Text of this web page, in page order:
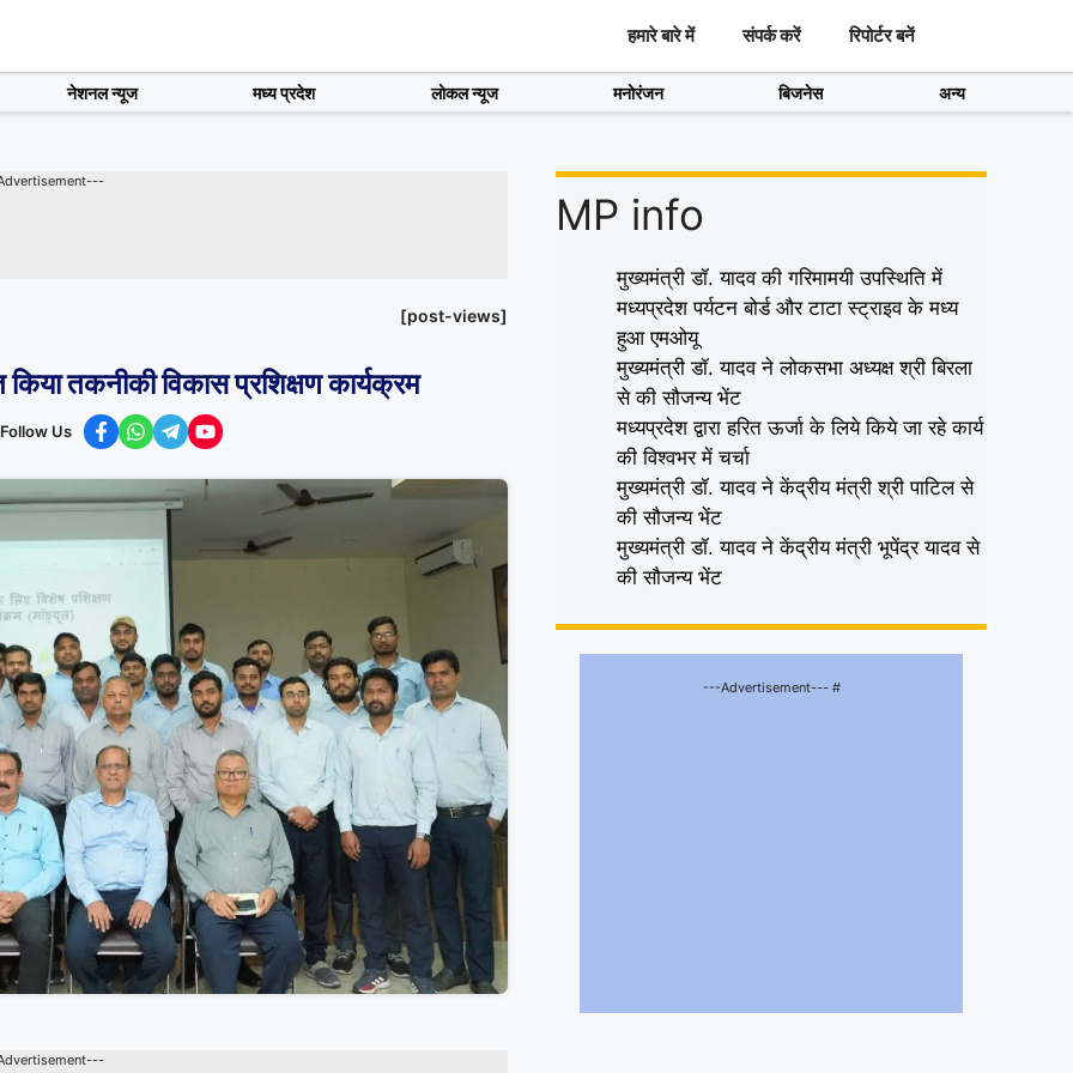
हमारे बारे में संपर्क करें रिपोर्टर बनें
नेशनल न्यूज मध्य प्रदेश लोकल न्यूज मनोरंजन बिजनेस अन्य
[post-views]
तकनीकी विकास प्रशिक्षण कार्यक्रम
Follow Us
MP info
मुख्यमंत्री डॉ. यादव की गरिमामयी उपस्थिति में
मध्यप्रदेश पर्यटन बोर्ड और टाटा स्ट्राइव के मध्य
हुआ एमओयू
मुख्यमंत्री डॉ. यादव ने लोकसभा अध्यक्ष श्री बिरला
से की सौजन्य भेंट
मध्यप्रदेश द्वारा हरित ऊर्जा के लिये किये जा रहे कार्य
की विश्वभर में चर्चा
मुख्यमंत्री डॉ. यादव ने केंद्रीय मंत्री श्री पाटिल से
की सौजन्य भेंट
मुख्यमंत्री डॉ. यादव ने केंद्रीय मंत्री भूपेंद्र यादव से
की सौजन्य भेंट
---Advertisement--- #